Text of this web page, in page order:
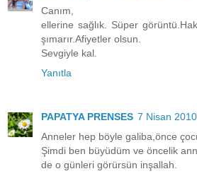
Canım,
ellerine sağlık. Süper
şımarır.Afiyetler olsun.
Sevgiyle kal.
Yanıtla
PAPATYA PRENSES 7 Nisan
Anneler hep böyle galiba,önce
Şimdi ben büyüdüm ve öncelik
de o günleri görürsün inşallah.